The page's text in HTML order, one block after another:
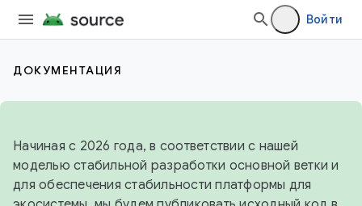
Войти
ДОКУМЕНТАЦИЯ
Начиная с 2026 года, в соответствии с нашей
моделью стабильной разработки основной ветки и
для обеспечения стабильности платформы для